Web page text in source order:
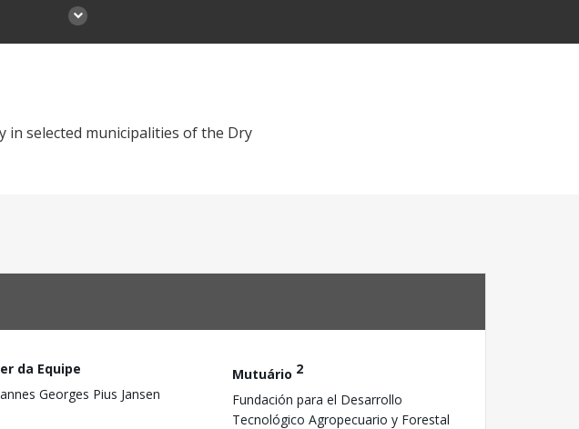
selected municipalities of the Dry
da Equipe
Georges Pius Jansen
Mutuário 2
Fundación para el Desarrollo
Tecnológico Agropecuario y Forestal